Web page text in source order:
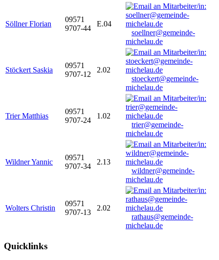
Söllner Florian
09571
9707-44
E.04
soellner@gemeinde-
michelau.de
Stöckert Saskia
09571
9707-12
2.02
stoeckert@gemeinde-
michelau.de
Trier Matthias
09571
9707-24
1.02
trier@gemeinde-
michelau.de
Wildner Yannic
09571
9707-34
2.13
wildner@gemeinde-
michelau.de
Wolters Christin
09571
9707-13
2.02
rathaus@gemeinde-
michelau.de
Quicklinks